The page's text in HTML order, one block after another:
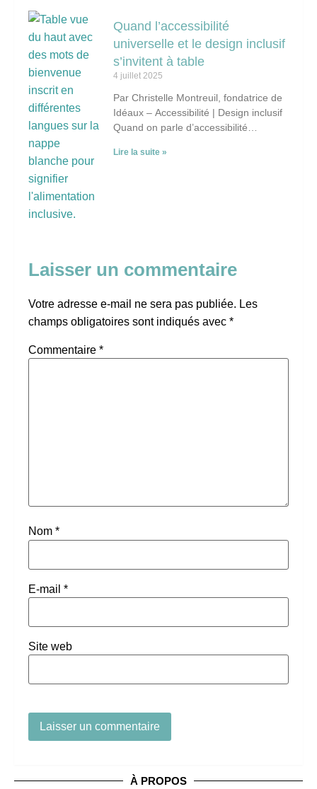
Quand l’accessibilité
universelle et le design inclusif
s’invitent à table
4 juillet 2025
Par Christelle Montreuil, fondatrice de
Idéaux – Accessibilité | Design inclusif
Quand on parle d’accessibilité
pense d’abord à des
Lire la suite »
Laisser un commentaire
Votre adresse e-mail ne sera pas publiée. Les
champs obligatoires sont indiqués avec *
Commentaire *
Nom *
E-mail *
Site web
À PROPOS